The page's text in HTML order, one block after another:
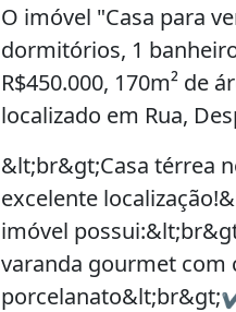
O imóvel "Casa para
dormitórios, 1
R$450.000, 170m² de
localizado em Rua,
&lt;br&gt;Casa térrea
excelente
imóvel
varanda gourmet